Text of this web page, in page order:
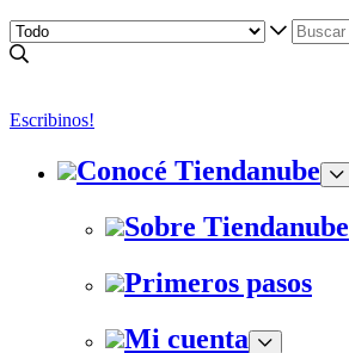
Escribinos!
Conocé Tiendanube
Sobre Tiendanube
Primeros pasos
Mi cuenta